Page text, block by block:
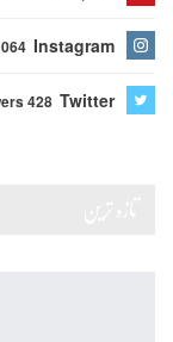
Instagram
Twitter
428